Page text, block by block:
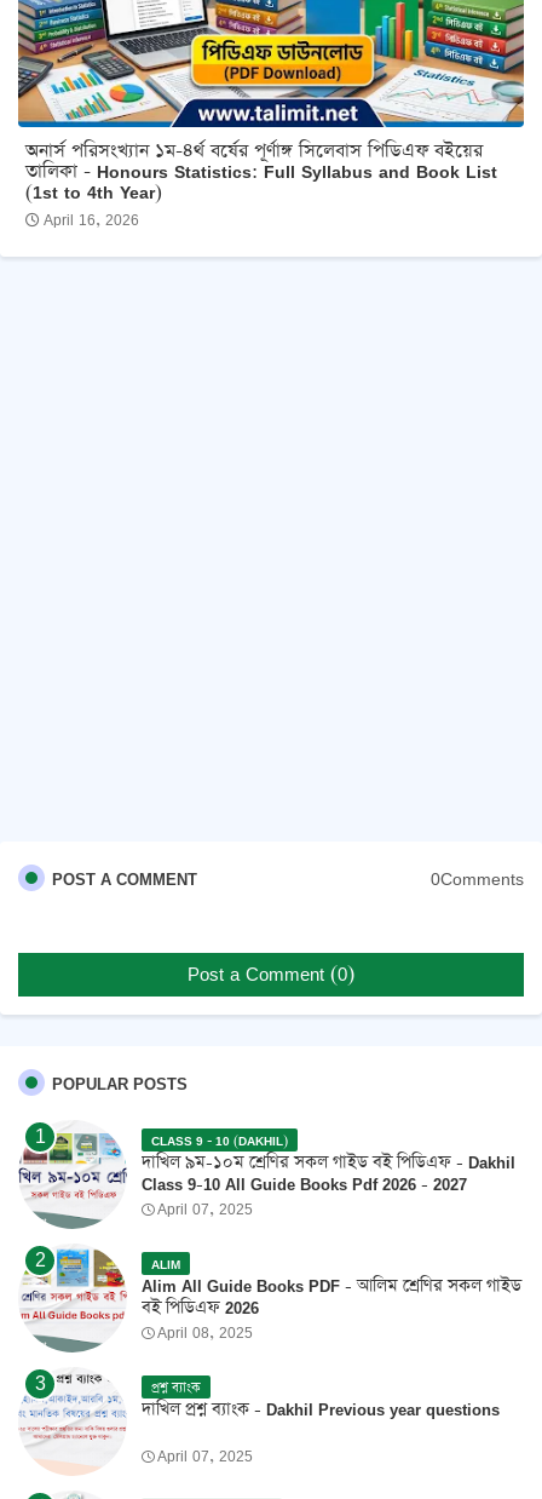
অনার্স পরিসংখ্যান ১ম-৪র্থ বর্ষের পূর্ণাঙ্গ সিলেবাস পিডিএফ বইয়ের
তালিকা - Honours Statistics: Full Syllabus and Book List
(1st to 4th Year)
April 16, 2026
POST A COMMENT 0Comments
Post a Comment (0)
POPULAR POSTS
CLASS 9 - 10 (DAKHIL)
দাখিল ৯ম-১০ম শ্রেণির সকল গাইড বই পিডিএফ - Dakhil
Class 9-10 All Guide Books Pdf 2026 - 2027
April 07, 2025
ALIM
Alim All Guide Books PDF - আলিম শ্রেণির সকল গাইড
বই পিডিএফ 2026
April 08, 2025
প্রশ্ন ব্যাংক
দাখিল প্রশ্ন ব্যাংক - Dakhil Previous year questions
April 07, 2025